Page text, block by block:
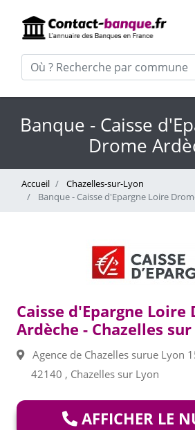
Banque - Caisse
Drome
Accueil
Chazelles-sur-Lyon
Banque - Caisse d'Epargne Loire
Caisse d'Epargne Loire
Ardèche - Chazelles
Agence de Chazelles surue Lyon
42140 , Chazelles sur Lyon
AFFICHER LE